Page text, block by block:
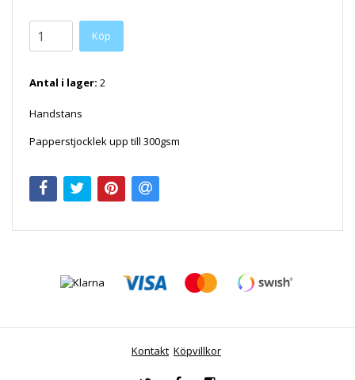
Antal i lager: 2
Handstans
Papperstjocklek upp till 300gsm
Kontakt Köpvillkor